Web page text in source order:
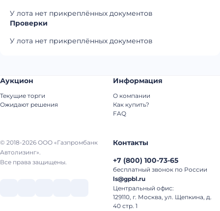
У лота нет прикреплённых документов
Проверки
У лота нет прикреплённых документов
© 2018-2026 ООО «Газпромбанк
Автолизинг».
Все права защищены.
Аукцион
Текущие торги
Ожидают решения
Информация
О компании
Как купить?
FAQ
Контакты
+7 (800) 100-73-65
бесплатный звонок по России
ls@gpbl.ru
Центральный офис:
129110, г. Москва, ул. Щепкина, д.
40 стр. 1